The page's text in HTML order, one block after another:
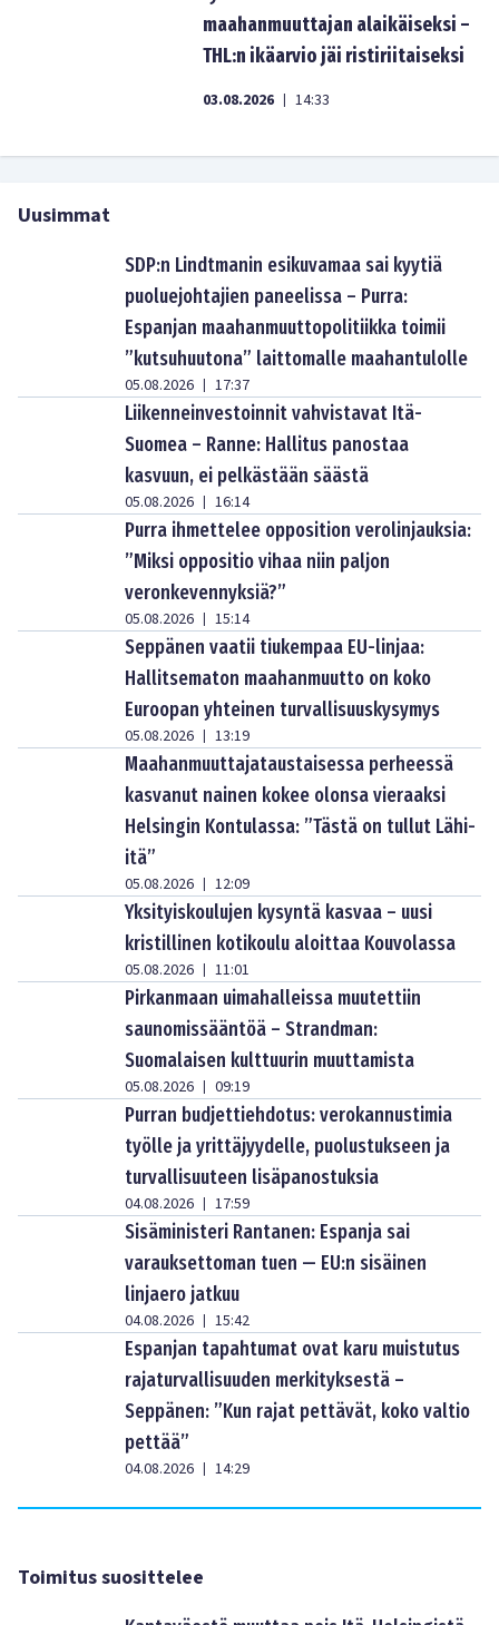
maahanmuuttajan alaikäiseksi –
THL:n ikäarvio jäi ristiriitaiseksi
03.08.2026 | 14:33
Uusimmat
SDP:n Lindtmanin esikuvamaa sai kyytiä
puoluejohtajien paneelissa – Purra:
Espanjan maahanmuuttopolitiikka toimii
”kutsuhuutona” laittomalle maahantulolle
05.08.2026 | 17:37
Liikenneinvestoinnit vahvistavat Itä-
Suomea – Ranne: Hallitus panostaa
kasvuun, ei pelkästään säästä
05.08.2026 | 16:14
Purra ihmettelee opposition verolinjauksia:
”Miksi oppositio vihaa niin paljon
veronkevennyksiä?”
05.08.2026 | 15:14
Seppänen vaatii tiukempaa EU-linjaa:
Hallitsematon maahanmuutto on koko
Euroopan yhteinen turvallisuuskysymys
05.08.2026 | 13:19
Maahanmuuttajataustaisessa perheessä
kasvanut nainen kokee olonsa vieraaksi
Helsingin Kontulassa: ”Tästä on tullut Lähi-
itä”
05.08.2026 | 12:09
Yksityiskoulujen kysyntä kasvaa – uusi
kristillinen kotikoulu aloittaa Kouvolassa
05.08.2026 | 11:01
Pirkanmaan uimahalleissa muutettiin
saunomissääntöä – Strandman:
Suomalaisen kulttuurin muuttamista
05.08.2026 | 09:19
Purran budjettiehdotus: verokannustimia
työlle ja yrittäjyydelle, puolustukseen ja
turvallisuuteen lisäpanostuksia
04.08.2026 | 17:59
Sisäministeri Rantanen: Espanja sai
varauksettoman tuen — EU:n sisäinen
linjaero jatkuu
04.08.2026 | 15:42
Espanjan tapahtumat ovat karu muistutus
rajaturvallisuuden merkityksestä –
Seppänen: ”Kun rajat pettävät, koko valtio
pettää”
04.08.2026 | 14:29
Toimitus suosittelee